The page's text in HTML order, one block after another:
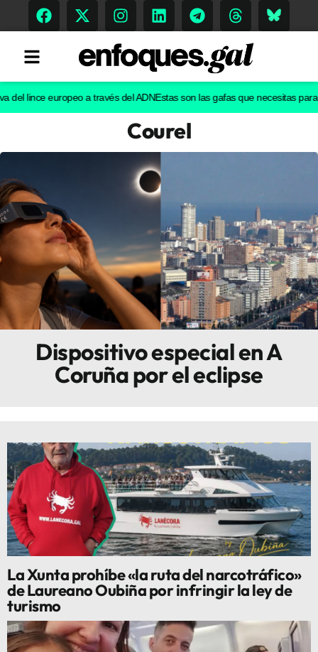
Gastronomía
Escenarios
Sostenibilidad
Innova
europeo a través del ADNEstas son las gafas que necesitas para ver
Courel
Dispositivo especial en A
Coruña por el eclipse
La Xunta prohíbe «la ruta del narcotráfico»
de Laureano Oubiña por infringir la ley de
turismo